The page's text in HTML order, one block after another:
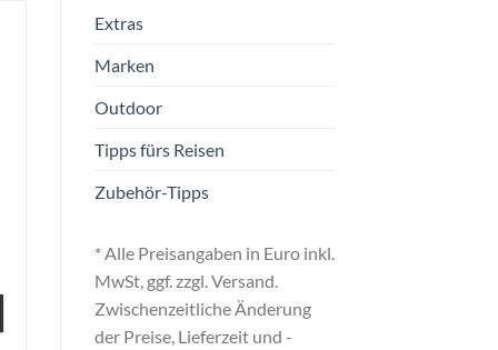
Extras
Marken
Outdoor
Tipps fürs Reisen
Zubehör-Tipps
* Alle Preisangaben in Euro inkl.
MwSt, ggf. zzgl. Versand.
Zwischenzeitliche Änderung
der Preise, Lieferzeit und -